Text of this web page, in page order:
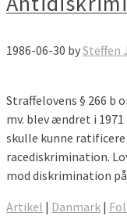
1986-06-30 bySteffen
Straffelovens § 266 b
mv. blev ændret i
skulle kunne ratificere
racediskrimination.
mod diskrimination
Artikel | Danmark |